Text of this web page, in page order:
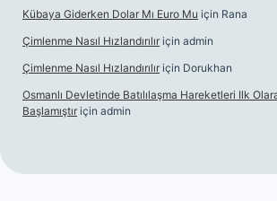
Kübaya Giderken Dolar Mı Euro Mu için Rana
Çimlenme Nasıl Hızlandırılır için admin
Çimlenme Nasıl Hızlandırılır için Dorukhan
Osmanlı Devletinde Batılılaşma Hareketleri Ilk
Başlamıştır için admin